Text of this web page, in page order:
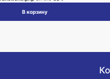
В корзину